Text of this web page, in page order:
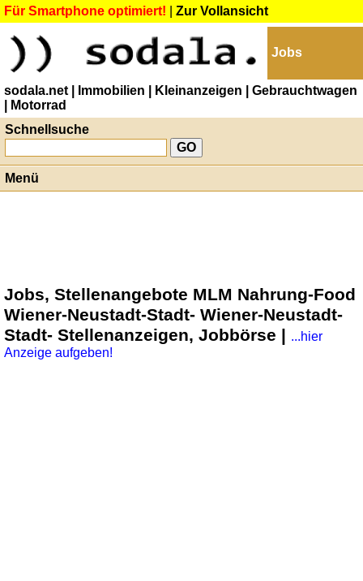
Für Smartphone optimiert! Zur Vollansicht
Jobs
sodala.net | Immobilien | Kleinanzeigen
| Gebrauchtwagen
| Motorrad
Schnellsuche
Menü
Jobs, Stellenangebote MLM Nahrung-Food
Wiener-Neustadt-Stadt- Wiener-Neustadt-
Stadt- Stellenanzeigen, Jobbörse | ...hier
Anzeige aufgeben!